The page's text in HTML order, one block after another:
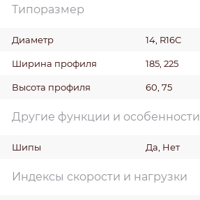
Типоразмер
Диаметр 14, R16C
Ширина профиля 185, 225
Высота профиля 60, 75
Другие функции и особенности
Шипы Да, Нет
Индексы скорости и нагрузки